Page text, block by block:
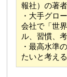
報社）の著
・大手グロ
会社で「世
ル、習慣、
・最高水準
たいと考え